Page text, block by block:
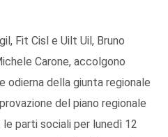
Fit Cisl e Uilt Uil, Bruno
Carone, accolgono
odierna della giunta regionale
del piano regionale
parti sociali per lunedì 12